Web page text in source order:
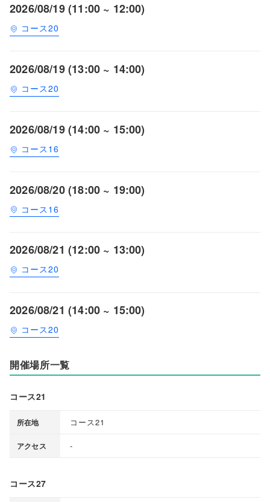
2026/08/19 (11:00 ~ 12:00)
コース20
2026/08/19 (13:00 ~ 14:00)
コース20
2026/08/19 (14:00 ~ 15:00)
コース16
2026/08/20 (18:00 ~ 19:00)
コース16
2026/08/21 (12:00 ~ 13:00)
コース20
2026/08/21 (14:00 ~ 15:00)
コース20
開催場所一覧
コース21
所在地 コース21
アクセス -
コース27